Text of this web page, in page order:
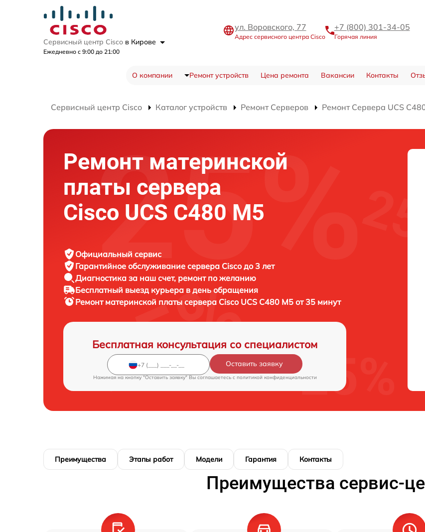
Сервисный центр Cisco в Кирове
Ежедневно с 9:00 до 21:00
ул. Воровского, 77
Адрес сервисного центра Cisco
+7 (800) 301-34-05
Горячая линия
О компании Ремонт устройств Цена ремонта Вакансии Контакты
Сервисный центр Cisco Каталог устройств Ремонт Серверов Ремонт Сервера UCS
Ремонт материнской
платы сервера
Cisco UCS C480 M5
Официальный сервис
Гарантийное обслуживание сервера Cisco до 3 лет
Диагностика за наш счет, ремонт по желанию
Бесплатный выезд курьера в день обращения
Ремонт материнской платы сервера Cisco UCS C480 M5 от 35 минут
Бесплатная консультация со специалистом
Оставить заявку
Нажимая на кнопку "Оставить заявку" Вы соглашаетесь c политикой конфиденциальности
Преимущества Этапы работ Модели Гарантия Контакты
Преимущества сервис-